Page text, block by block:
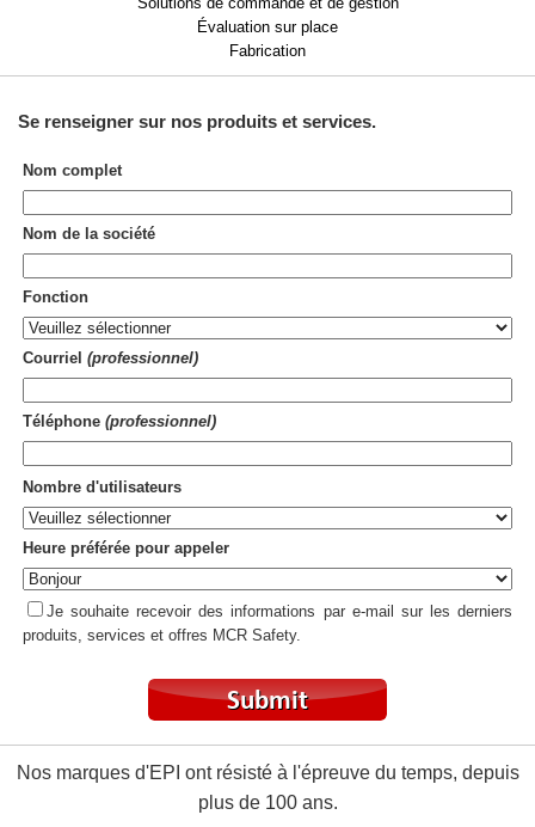
Évaluation sur place
Fabrication
Se renseigner sur nos produits et services.
Nom complet
Nom de la société
Fonction
Courriel (professionnel)
Téléphone (professionnel)
Nombre d'utilisateurs
Heure préférée pour appeler
Je souhaite recevoir des informations par e-mail sur les derniers
produits, services et offres MCR Safety.
Nos marques d'EPI ont résisté à l'épreuve du temps, depuis
plus de 100 ans.